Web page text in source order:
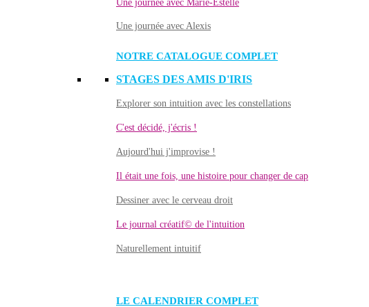
Une journée avec Marie-Estelle
Une journée avec Alexis
NOTRE CATALOGUE COMPLET
STAGES DES AMIS D'IRIS
Explorer son intuition avec les constellations
C'est décidé, j'écris !
Aujourd'hui j'improvise !
Il était une fois, une histoire pour changer de cap
Dessiner avec le cerveau droit
Le journal créatif© de l'intuition
Naturellement intuitif
LE CALENDRIER COMPLET